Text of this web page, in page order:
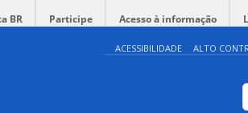
BR Participe Acesso à informação
ACESSIBILIDADE ALTO